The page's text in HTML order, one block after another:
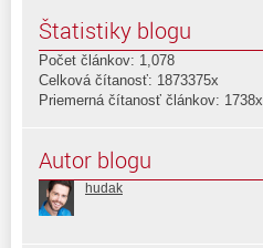
Štatistiky blogu
Počet článkov: 1,078
Celková čítanosť: 1873375x
Priemerná čítanosť článkov: 1738x
Autor blogu
hudak